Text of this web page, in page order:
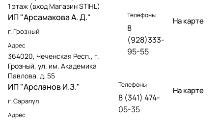
1 этаж (вход Магазин STIHL)
ИП "Арсамакова А. Д."
г. Грозный
Адрес
364020, Чеченская Респ., г.
Грозный, ул. им. Академика
Павлова, д. 55
Телефоны
8
(928)333-
95-55
На карте
ИП "Арсланов И.З."
г. Сарапул
Адрес
Телефоны
8 (341) 474-
05-35
На карте